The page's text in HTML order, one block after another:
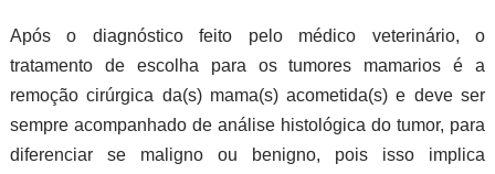
Após o diagnóstico feito pelo médico veterinário, o
tratamento de escolha para os tumores mamarios é a
remoção cirúrgica da(s) mama(s) acometida(s) e deve ser
sempre acompanhado de análise histológica do tumor, para
diferenciar se maligno ou benigno, pois isso implica